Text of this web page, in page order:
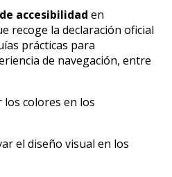
accesibilidad en
recoge la declaración oficial
prácticas para
de navegación, entre
los colores en los
el diseño visual en los